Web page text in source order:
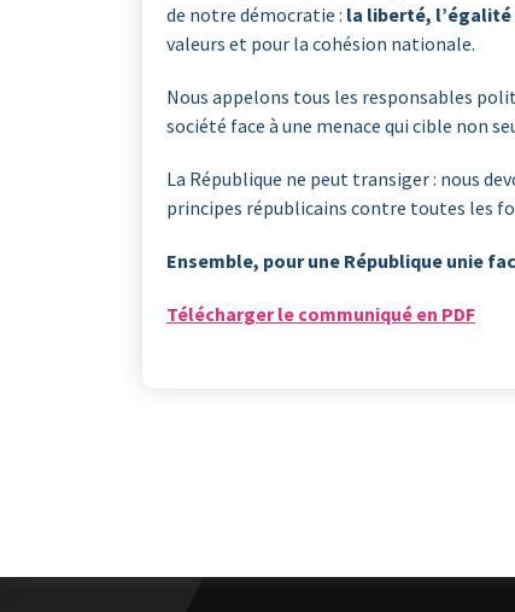
de notre démocratie : la liberté,
valeurs et pour la cohésion nationale.
Nous appelons tous les responsables
société face à une menace qui cible non
La République ne peut transiger : nous
principes républicains contre toutes les
Ensemble, pour une République unie
Télécharger le communiqué en PDF